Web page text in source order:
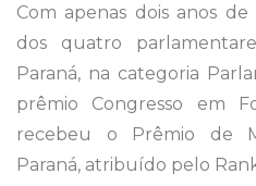
Com apenas dois anos
dos quatro
Paraná, na categoria
prêmio Congresso em
recebeu o Prêmio de
Paraná, atribuído pelo